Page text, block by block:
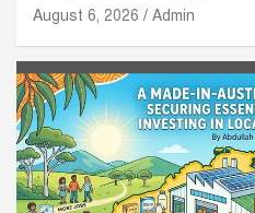
August 6, 2026 Admin